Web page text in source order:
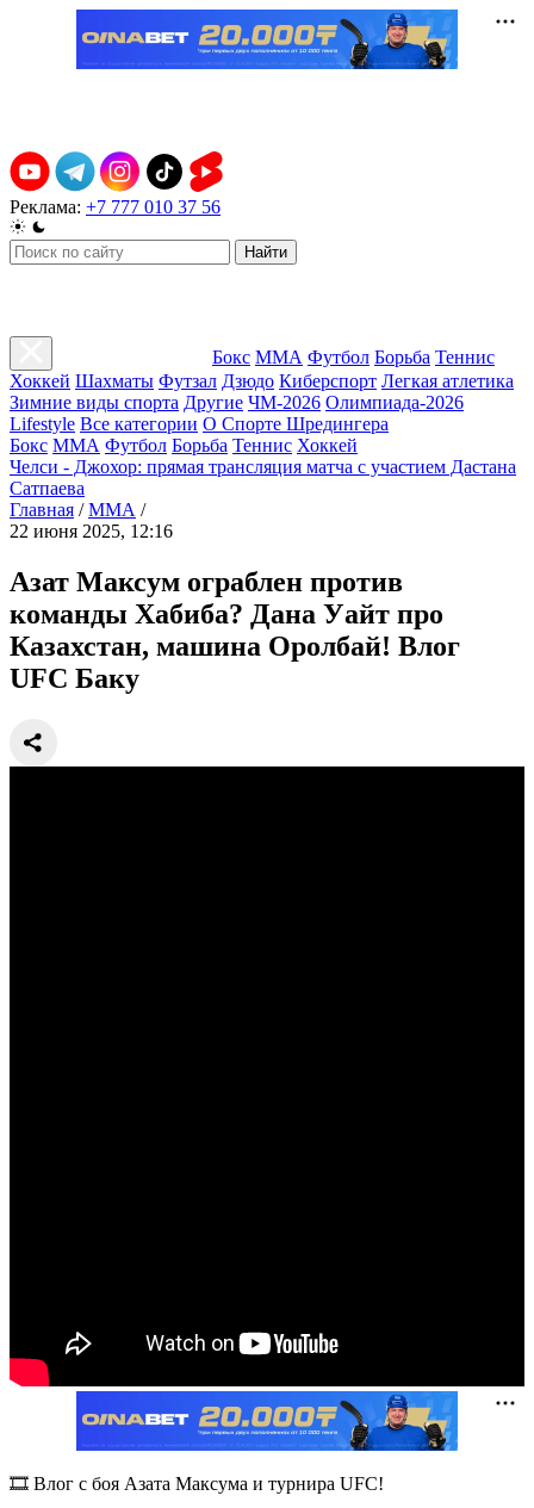
Реклама: +7 777 010 37 56
Найти
Бокс ММА Футбол Борьба Теннис
Хоккей Шахматы Футзал Дзюдо Киберспорт Легкая атлетика
Зимние виды спорта Другие ЧМ-2026 Олимпиада-2026
Lifestyle Все категории О Спорте Шредингера
Бокс ММА Футбол Борьба Теннис Хоккей
Челси - Джохор: прямая трансляция матча с участием Дастана
Сатпаева
Главная / ММА /
22 июня 2025, 12:16
Азат Максум ограблен против
команды Хабиба? Дана Уайт про
Казахстан, машина Оролбай! Влог
UFC Баку
🎞 Влог с боя Азата Максума и турнира UFC!